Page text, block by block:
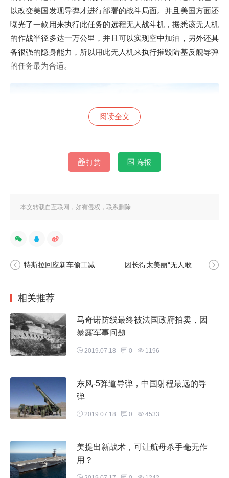
以改变美国发现导弹才进行部署的战斗局面。并且美国方面还
曝光了一款用来执行此任务的远程无人战斗机，据悉该无人机
的作战半径多达一万公里，并且可以实现空中加油，另外还具
备很强的隐身能力，所以用此无人机来执行摧毁陆基反舰导弹
的任务最为合适。
新的呢?我们要知道的是，美军目前所装备的性能最强无人机
为“全球鹰”无人机，就是前一段时间被伊朗所打下来的那一
款，其最大航程超过两万公里，但是该无人机隐身性不足，伊
为X-47B无人机，改无人机据称隐身性能强过F-22，并且可以
携带许多大杀伤性武器，可以真正的做到打完就跑，但是X-47
B无人机的最大飞行半径只有不到四千公里。所以美国才会为
此专门研制了一款新型无人机，隐身性能和航程半径都达标的
无人机。
阅读全文
打赏 海报
本文转载自互联网，如有侵权，联系删除
特斯拉回应新车偷工减料、工作环境有害：这不是事实 因长得太美丽“无人敢追“ ，亚洲第一美女32岁依然单身
相关推荐
马奇诺防线最终被法国政府拍卖，因
暴露军事问题
2019.07.18 0 1196
东风-5弹道导弹，中国射程最远的导
弹
2019.07.18 0 4533
美提出新战术，可让航母杀手毫无作
用？